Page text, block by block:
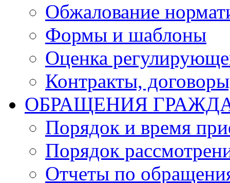
Обжалование
Формы и шаблоны
Оценка
Контракты,
ОБРАЩЕНИЯ
Порядок и время
Порядок
Отчеты по